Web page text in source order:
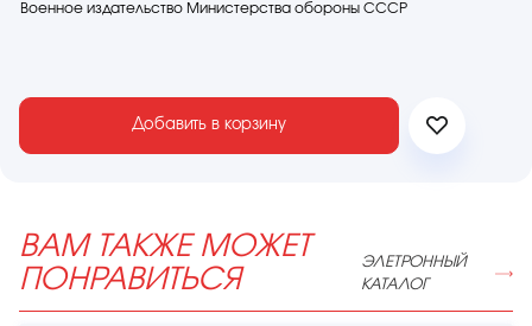
Военное издательство Министерства обороны СССР
Добавить в корзину
ВАМ ТАКЖЕ МОЖЕТ
ПОНРАВИТЬСЯ
ЭЛЕТРОННЫЙ
КАТАЛОГ